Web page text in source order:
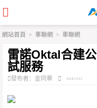
網站首頁 > 車聯網 > 車聯網
雷諾Oktal合建
試服務
發布者：金同華 2018-12-21